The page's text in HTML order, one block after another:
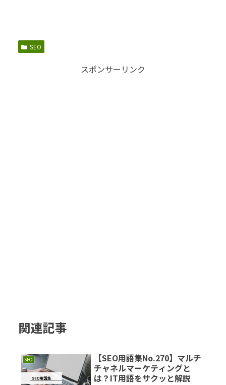
SEO
スポンサーリンク
関連記事
SEO
【SEO用語集No.270】マルチ
チャネルマーケティングと
は？IT用語をサクッと解説